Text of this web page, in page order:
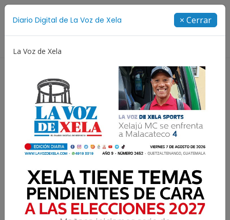
Diario Digital de La Voz de Xela × Cerrar
La Voz de Xela
Publicaciones de Silvia Morales Paniagua